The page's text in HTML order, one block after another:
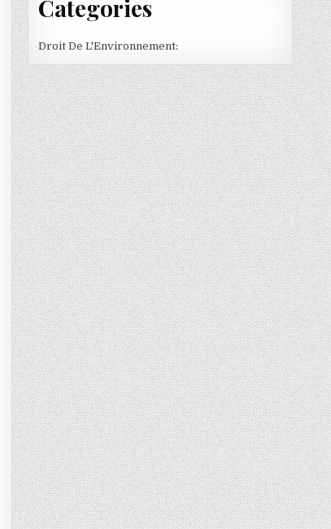
Categories
Droit De L'Environnement: